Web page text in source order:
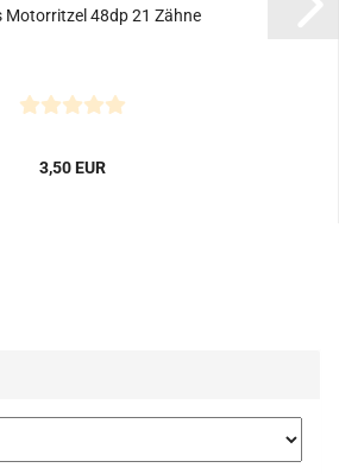
Motorritzel 48dp 21 Zähne
3,50 EUR